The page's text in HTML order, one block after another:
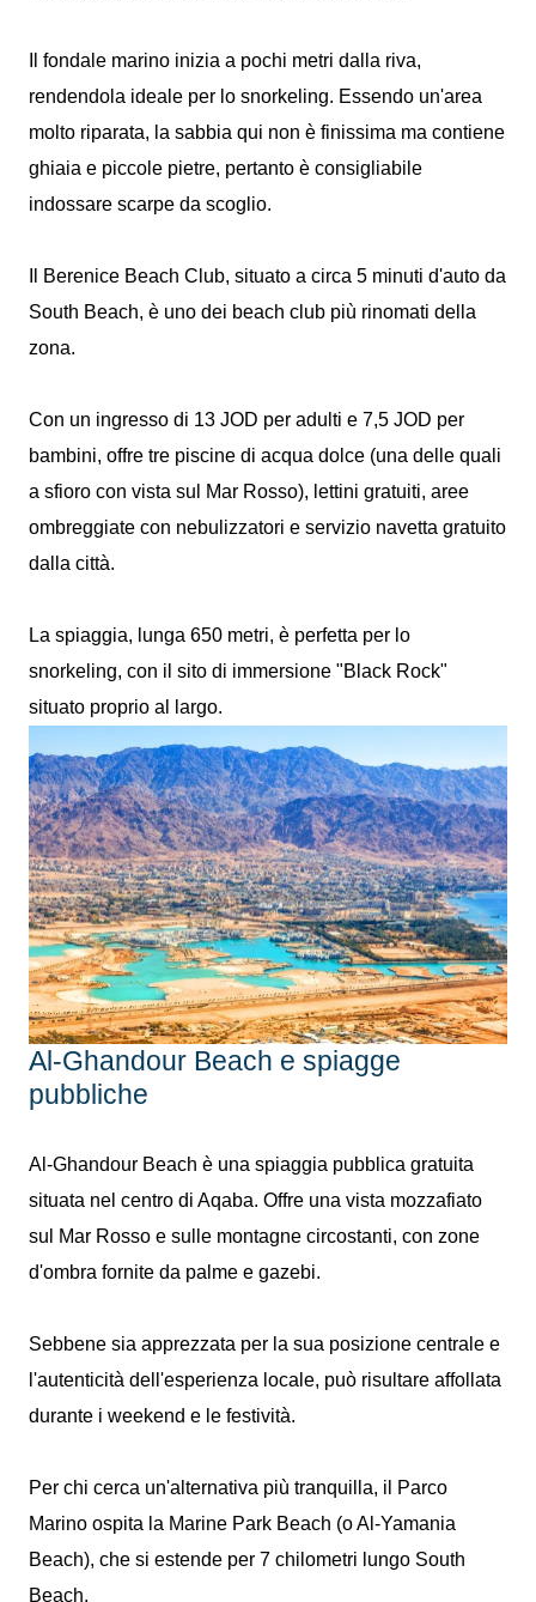
Il fondale marino inizia a pochi metri dalla riva,
rendendola ideale per lo snorkeling. Essendo un'area
molto riparata, la sabbia qui non è finissima ma contiene
ghiaia e piccole pietre, pertanto è consigliabile
indossare scarpe da scoglio.
Il Berenice Beach Club, situato a circa 5 minuti d'auto da
South Beach, è uno dei beach club più rinomati della
zona.
Con un ingresso di 13 JOD per adulti e 7,5 JOD per
bambini, offre tre piscine di acqua dolce (una delle quali
a sfioro con vista sul Mar Rosso), lettini gratuiti, aree
ombreggiate con nebulizzatori e servizio navetta gratuito
dalla città.
La spiaggia, lunga 650 metri, è perfetta per lo
snorkeling, con il sito di immersione "Black Rock"
situato proprio al largo.
Al-Ghandour Beach e spiagge
pubbliche
Al-Ghandour Beach è una spiaggia pubblica gratuita
situata nel centro di Aqaba. Offre una vista mozzafiato
sul Mar Rosso e sulle montagne circostanti, con zone
d'ombra fornite da palme e gazebi.
Sebbene sia apprezzata per la sua posizione centrale e
l'autenticità dell'esperienza locale, può risultare affollata
durante i weekend e le festività.
Per chi cerca un'alternativa più tranquilla, il Parco
Marino ospita la Marine Park Beach (o Al-Yamania
Beach), che si estende per 7 chilometri lungo South
Beach.